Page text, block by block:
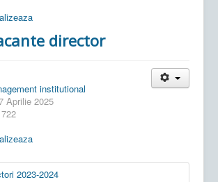
director
institutional
Aprilie 2025
2023-2024